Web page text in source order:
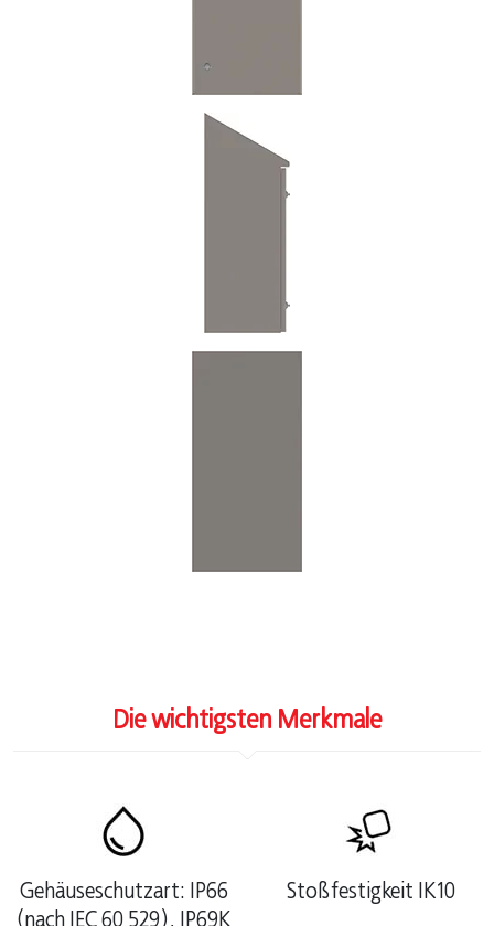
Die wichtigsten Merkmale
Gehäuseschutzart: IP66
(nach IEC 60 529), IP69K
Stoßfestigkeit IK10